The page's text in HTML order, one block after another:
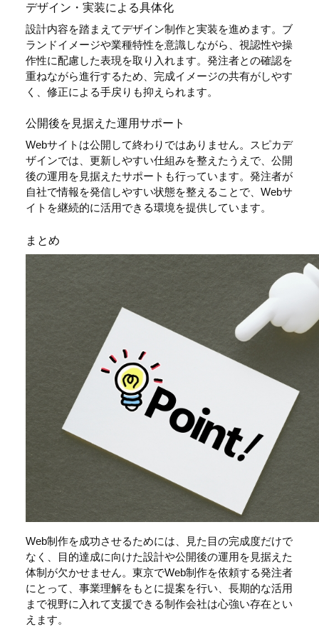
デザイン・実装による具体化
設計内容を踏まえてデザイン制作と実装を進めます。ブ
ランドイメージや業種特性を意識しながら、視認性や操
作性に配慮した表現を取り入れます。発注者との確認を
重ねながら進行するため、完成イメージの共有がしやす
く、修正による手戻りも抑えられます。
公開後を見据えた運用サポート
Webサイトは公開して終わりではありません。スピカデ
ザインでは、更新しやすい仕組みを整えたうえで、公開
後の運用を見据えたサポートも行っています。発注者が
自社で情報を発信しやすい状態を整えることで、Webサ
イトを継続的に活用できる環境を提供しています。
まとめ
Web制作を成功させるためには、見た目の完成度だけで
なく、目的達成に向けた設計や公開後の運用を見据えた
体制が欠かせません。東京でWeb制作を依頼する発注者
にとって、事業理解をもとに提案を行い、長期的な活用
まで視野に入れて支援できる制作会社は心強い存在とい
えます。